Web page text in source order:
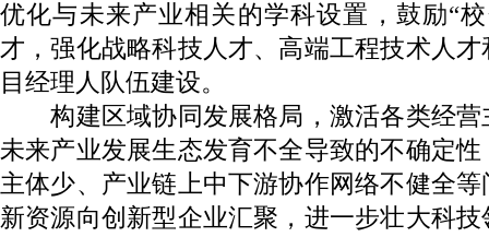
优化与未来产业相关的学科设置，鼓励“
才，强化战略科技人才、高端工程技术人
目经理人队伍建设。
构建区域协同发展格局，激活各类经营
未来产业发展生态发育不全导致的不确定
主体少、产业链上中下游协作网络不健全
新资源向创新型企业汇聚，进一步壮大科